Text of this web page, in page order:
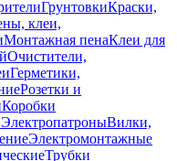
ГрунтовкиКраски,
клеи,
Монтажная пенаКлеи для
Очистители,
Герметики,
Розетки и
Коробки
ЭлектропатроныВилки,
Электромонтажные
Трубки